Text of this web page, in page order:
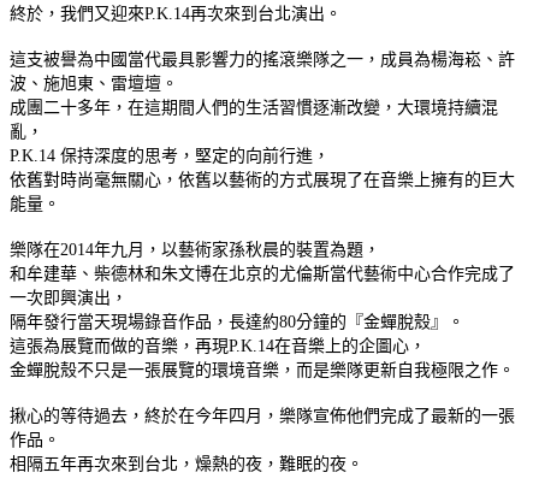
終於，我們又迎來P.K.14再次來到台北演出。
這支被譽為中國當代最具影響力的搖滾樂隊之一，成員為楊海崧、許
波、施旭東、雷壇壇。
成團二十多年，在這期間人們的生活習慣逐漸改變，大環境持續混
亂，
P.K.14 保持深度的思考，堅定的向前行進，
依舊對時尚毫無關心，依舊以藝術的方式展現了在音樂上擁有的巨大
能量。
樂隊在2014年九月，以藝術家孫秋晨的裝置為題，
和牟建華、柴德林和朱文博在北京的尤倫斯當代藝術中心合作完成了
一次即興演出，
隔年發行當天現場錄音作品，長達約80分鐘的『金蟬脫殼』。
這張為展覽而做的音樂，再現P.K.14在音樂上的企圖心，
金蟬脫殼不只是一張展覽的環境音樂，而是樂隊更新自我極限之作。
揪心的等待過去，終於在今年四月，樂隊宣佈他們完成了最新的一張
作品。
相隔五年再次來到台北，燥熱的夜，難眠的夜。